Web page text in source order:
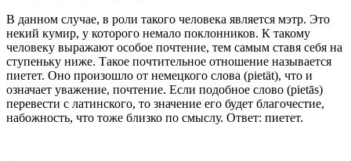
В данном случае, в роли такого человека является мэтр. Это
некий кумир, у которого немало поклонников. К такому
человеку выражают особое почтение, тем самым ставя себя на
ступеньку ниже. Такое почтительное отношение называется
пиетет. Оно произошло от немецкого слова (pietät), что и
означает уважение, почтение. Если подобное слово (pietās)
перевести с латинского, то значение его будет благочестие,
набожность, что тоже близко по смыслу. Ответ: пиетет.